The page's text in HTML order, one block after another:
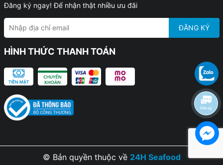
Đăng ký ngay! Để nhận thật nhiều ưu đãi
ĐĂNG KÝ
HÌNH THỨC THANH TOÁN
© Bản quyền thuộc về 24H Seafood